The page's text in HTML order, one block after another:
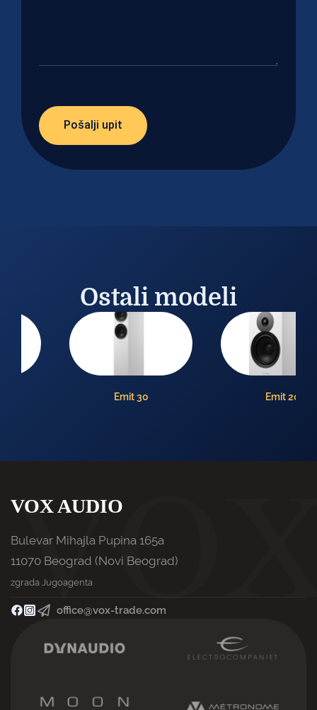
Pošalji upit
Ostali modeli
VOX AUDIO
Bulevar Mihajla Pupina 165a
11070 Beograd (Novi Beograd)
zgrada Jugoagenta
office@vox-trade.com